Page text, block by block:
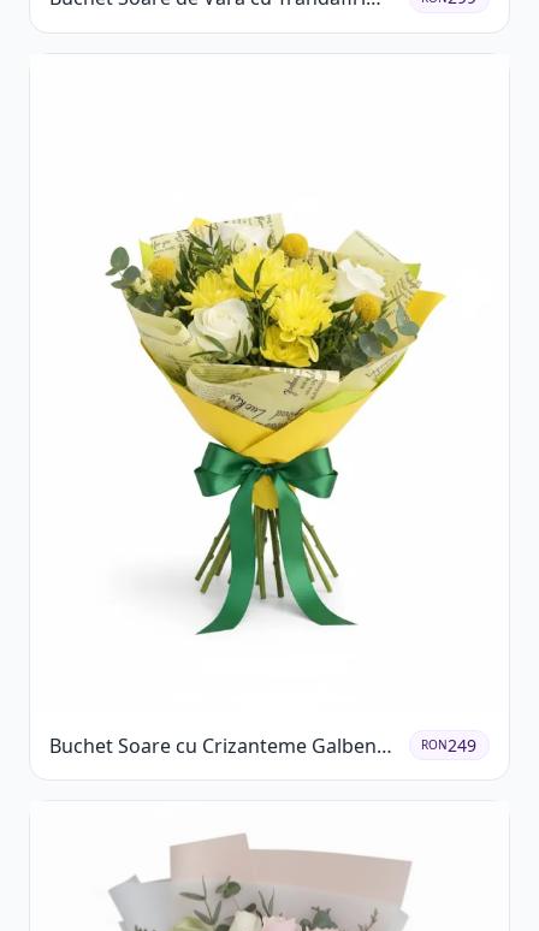
Galbeni și Crizanteme Albe
Buchet Soare cu Crizanteme Galbene
și Trandafiri Albi
RON249